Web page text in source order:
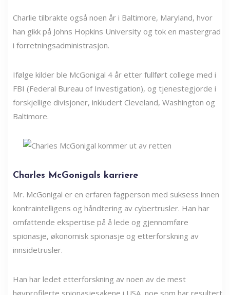
Charlie tilbrakte også noen år i Baltimore, Maryland, hvor
han gikk på Johns Hopkins University og tok en mastergrad
i forretningsadministrasjon.
Ifølge kilder ble McGonigal 4 år etter fullført college med i
FBI (Federal Bureau of Investigation), og tjenestegjorde i
forskjellige divisjoner, inkludert Cleveland, Washington og
Baltimore.
Charles McGonigals karriere
Mr. McGonigal er en erfaren fagperson med suksess innen
kontraintelligens og håndtering av cybertrusler. Han har
omfattende ekspertise på å lede og gjennomføre
spionasje, økonomisk spionasje og etterforskning av
innsidetrusler.
Han har ledet etterforskning av noen av de mest
høyprofilerte spionasjesakene i USA, noe som har resultert